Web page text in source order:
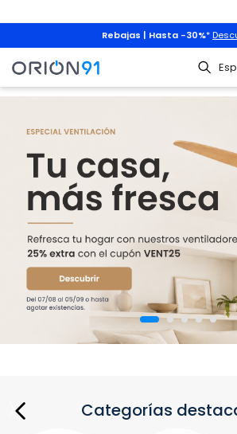
Rebajas | Hasta -30%*
Categorías